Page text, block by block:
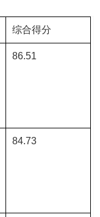
综合得分
86.51
84.73